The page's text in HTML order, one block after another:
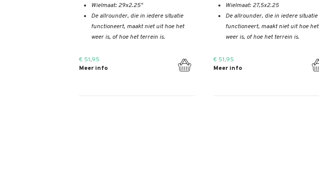
Wielmaat: 29x2.25"
De allrounder, die in iedere situatie
functioneert, maakt niet uit hoe het
weer is, of hoe het terrein is.
€ 51,95
Meer info
Wielmaat: 27,5x2.25
De allrounder, die in iedere situatie
functioneert, maakt niet uit hoe het
weer is, of hoe het terrein is.
€ 51,95
Meer info